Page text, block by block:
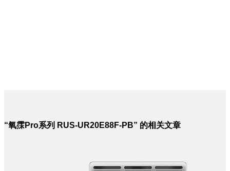
“氧霂Pro系列 RUS-UR20E88F-PB” 的相关文章